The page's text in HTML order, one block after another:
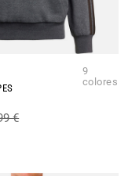
9
colores
€